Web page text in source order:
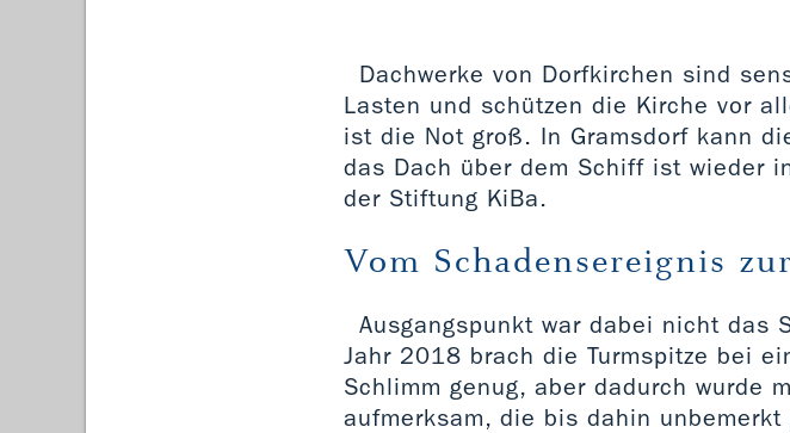
Dachwerke von Dorfkirchen sind
Lasten und schützen die Kirche vor
ist die Not groß. In Gramsdorf kann
das Dach über dem Schiff ist wieder
der Stiftung KiBa.
Vom Schadensereignis
Ausgangspunkt war dabei nicht das
Jahr 2018 brach die Turmspitze bei
Schlimm genug, aber dadurch wurde
aufmerksam, die bis dahin